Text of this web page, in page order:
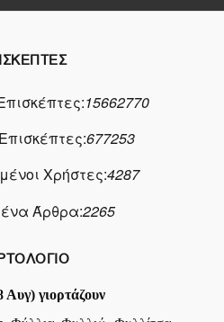
15662770
677253
Χρήστες:4287
Άρθρα:2265
γιορτάζουν